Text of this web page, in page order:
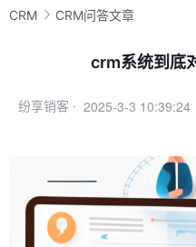
CRM CRM问答文章
crm系统到底
纷享销客 · 2025-3-3 10:39:24